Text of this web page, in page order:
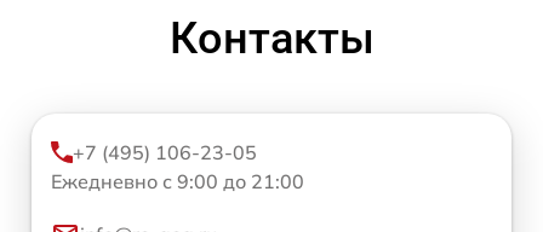
Контакты
+7 (495) 106-23-05
Ежедневно с 9:00 до 21:00